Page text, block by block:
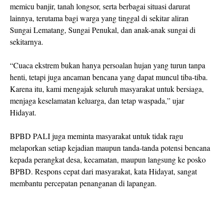
memicu banjir, tanah longsor, serta berbagai situasi darurat
lainnya, terutama bagi warga yang tinggal di sekitar aliran
Sungai Lematang, Sungai Penukal, dan anak-anak sungai di
sekitarnya.
“Cuaca ekstrem bukan hanya persoalan hujan yang turun tanpa
henti, tetapi juga ancaman bencana yang dapat muncul tiba-tiba.
Karena itu, kami mengajak seluruh masyarakat untuk bersiaga,
menjaga keselamatan keluarga, dan tetap waspada,” ujar
Hidayat.
BPBD PALI juga meminta masyarakat untuk tidak ragu
melaporkan setiap kejadian maupun tanda-tanda potensi bencana
kepada perangkat desa, kecamatan, maupun langsung ke posko
BPBD. Respons cepat dari masyarakat, kata Hidayat, sangat
membantu percepatan penanganan di lapangan.